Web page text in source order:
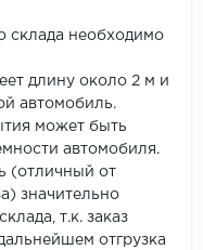
склада необходимо
длину около 2 м и
автомобиль.
может быть
автомобиля.
(отличный от
значительно
т.к. заказ
отгрузка